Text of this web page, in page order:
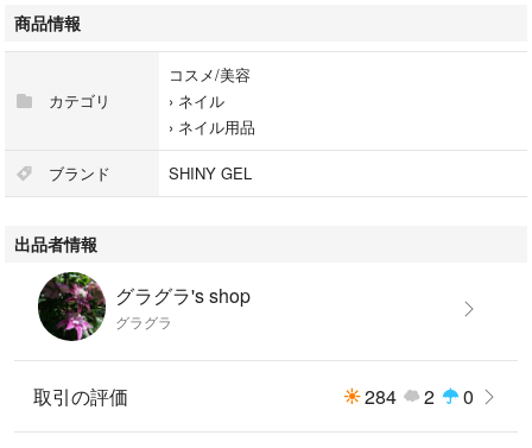
(オンラインなどでフィルター購入できると思います)
完全な物をお求めの方は購入しないでください。
#集塵機
#ネイル
商品情報
カテゴリ
コスメ/美容
› ネイル
› ネイル用品
ブランド SHINY GEL
出品者情報
グラグラ's shop
グラグラ
取引の評価 284 2 0